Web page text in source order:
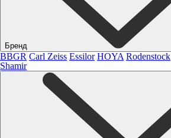
Бренд
BBGR Carl Zeiss Essilor HOYA Rodenstock
Shamir